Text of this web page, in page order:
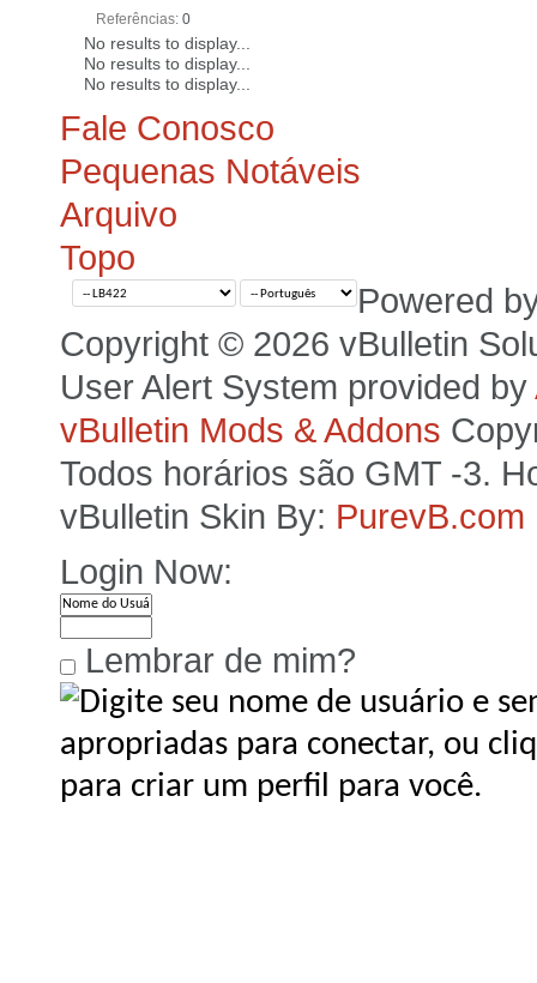
Referências 0
No results to display...
No results to display...
No results to display...
Fale Conosco
Pequenas Notáveis
Arquivo
Topo
Powered
Copyright © 2026 vBulletin
User Alert System provided by
vBulletin Mods & Addons
Todos horários são GMT -3.
vBulletin Skin By: PurevB.com
Login Now:
Lembrar de mim?